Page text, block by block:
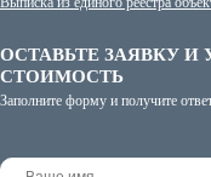
ОСТАВЬТЕ ЗАЯВКУ И
СТОИМОСТЬ
Заполните форму и получите